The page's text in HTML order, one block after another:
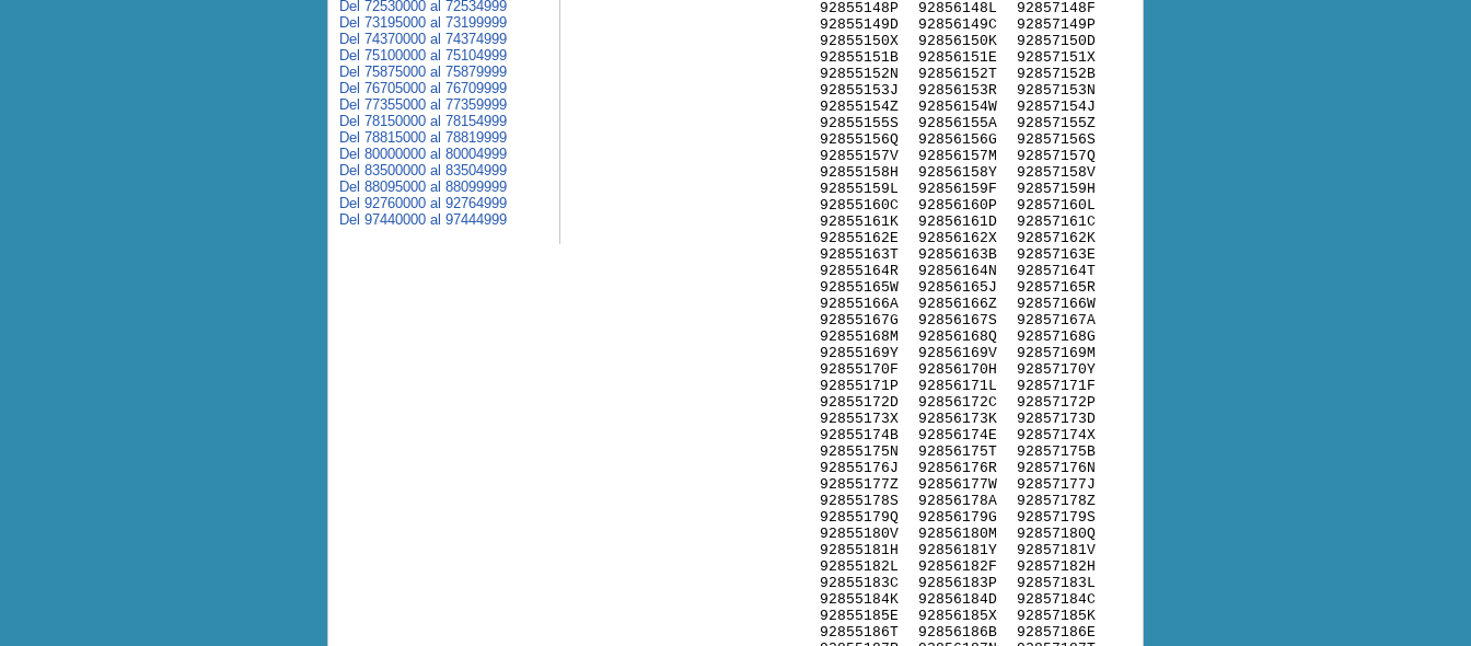
92855148P
92855149D
92855150X
92855151B
92855152N
92855153J
92855154Z
92855155S
92855156Q
92855157V
92855158H
92855159L
92855160C
92855161K
92855162E
92855163T
92855164R
92855165W
92855166A
92855167G
92855168M
92855169Y
92855170F
92855171P
92855172D
92855173X
92855174B
92855175N
92855176J
92855177Z
92855178S
92855179Q
92855180V
92855181H
92855182L
92855183C
92855184K
92855185E
92855186T
92856148L
92856149C
92856150K
92856151E
92856152T
92856153R
92856154W
92856155A
92856156G
92856157M
92856158Y
92856159F
92856160P
92856161D
92856162X
92856163B
92856164N
92856165J
92856166Z
92856167S
92856168Q
92856169V
92856170H
92856171L
92856172C
92856173K
92856174E
92856175T
92856176R
92856177W
92856178A
92856179G
92856180M
92856181Y
92856182F
92856183P
92856184D
92856185X
92856186B
92857148F
92857149P
92857150D
92857151X
92857152B
92857153N
92857154J
92857155Z
92857156S
92857157Q
92857158V
92857159H
92857160L
92857161C
92857162K
92857163E
92857164T
92857165R
92857166W
92857167A
92857168G
92857169M
92857170Y
92857171F
92857172P
92857173D
92857174X
92857175B
92857176N
92857177J
92857178Z
92857179S
92857180Q
92857181V
92857182H
92857183L
92857184C
92857185K
92857186E
Del 72530000 al 72534999
Del 73195000 al 73199999
Del 74370000 al 74374999
Del 75100000 al 75104999
Del 75875000 al 75879999
Del 76705000 al 76709999
Del 77355000 al 77359999
Del 78150000 al 78154999
Del 78815000 al 78819999
Del 80000000 al 80004999
Del 83500000 al 83504999
Del 88095000 al 88099999
Del 92760000 al 92764999
Del 97440000 al 97444999